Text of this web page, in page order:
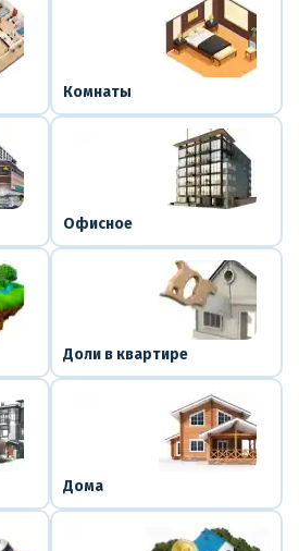
Комнаты
Офисное
Доли в квартире
Дома